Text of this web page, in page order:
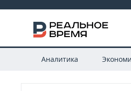
Аналитика